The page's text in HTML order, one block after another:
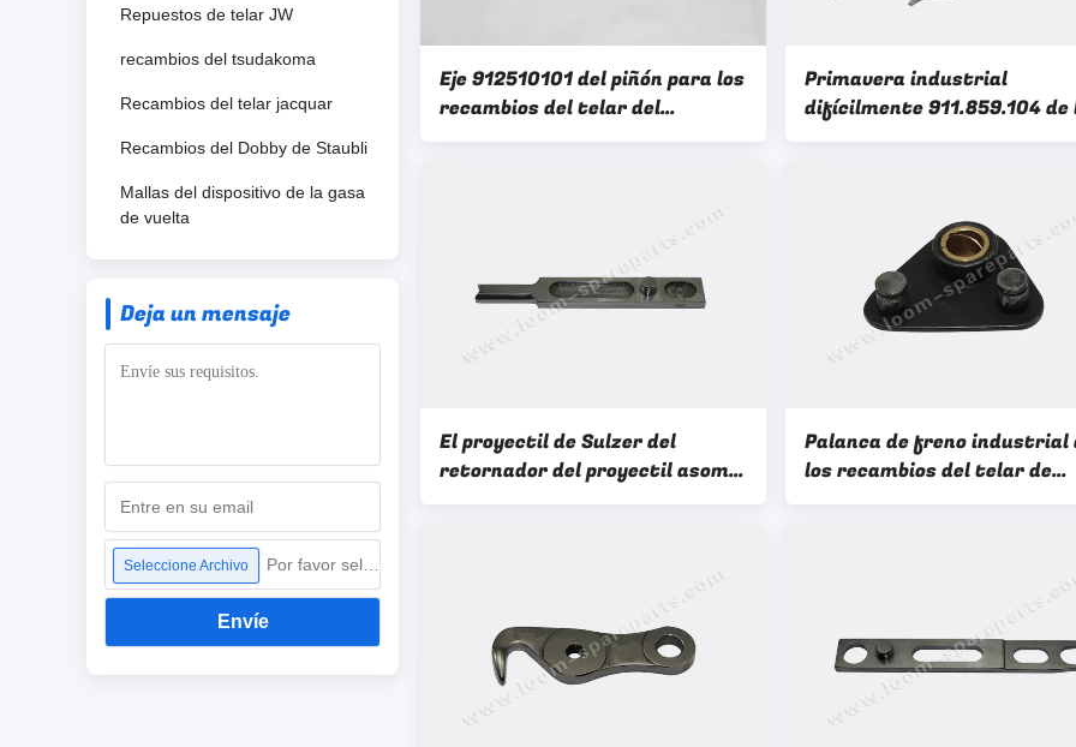
Repuestos de telar JW
recambios del tsudakoma
Recambios del telar jacquar
Recambios del Dobby de Staubli
Mallas del dispositivo de la gasa
de vuelta
Deja un mensaje
Seleccione Archivo
Envíe
Eje 912510101 del piñón para los
recambios del telar del
proyectil de Sulzer
Primavera industrial
difícilmente 911.859.104 de
recambios de la maquinaria
El proyectil de Sulzer del
retornador del proyectil asoma
PU 911-826-006 de los
Palanca de freno industrial
los recambios del telar de
Sulzer del metal